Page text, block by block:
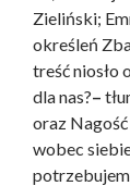
Zieliński;
określeń
treść niosło
dla nas?–
oraz
wobec